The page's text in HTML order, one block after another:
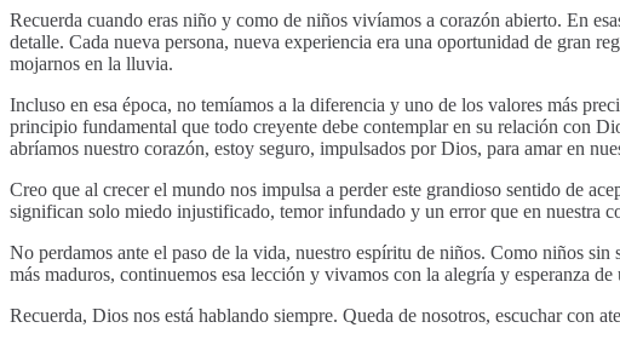
Recuerda cuando eras niño y como de niños vivíamos a corazón abierto. En
detalle. Cada nueva persona, nueva experiencia era una oportunidad de gran
mojarnos en la lluvia.
Incluso en esa época, no temíamos a la diferencia y uno de los valores más
principio fundamental que todo creyente debe contemplar en su relación con
abríamos nuestro corazón, estoy seguro, impulsados por Dios, para amar en
Creo que al crecer el mundo nos impulsa a perder este grandioso sentido de
significan solo miedo injustificado, temor infundado y un error que en nuestra
No perdamos ante el paso de la vida, nuestro espíritu de niños. Como niños
más maduros, continuemos esa lección y vivamos con la alegría y esperanza
Recuerda, Dios nos está hablando siempre. Queda de nosotros, escuchar con